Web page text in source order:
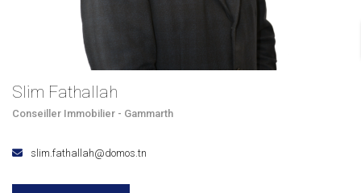
Slim Fathallah
Conseiller Immobilier - Gammarth
slim.fathallah@domos.tn